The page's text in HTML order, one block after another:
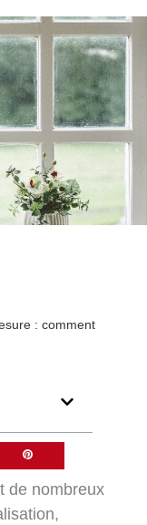
: comment
de nombreux